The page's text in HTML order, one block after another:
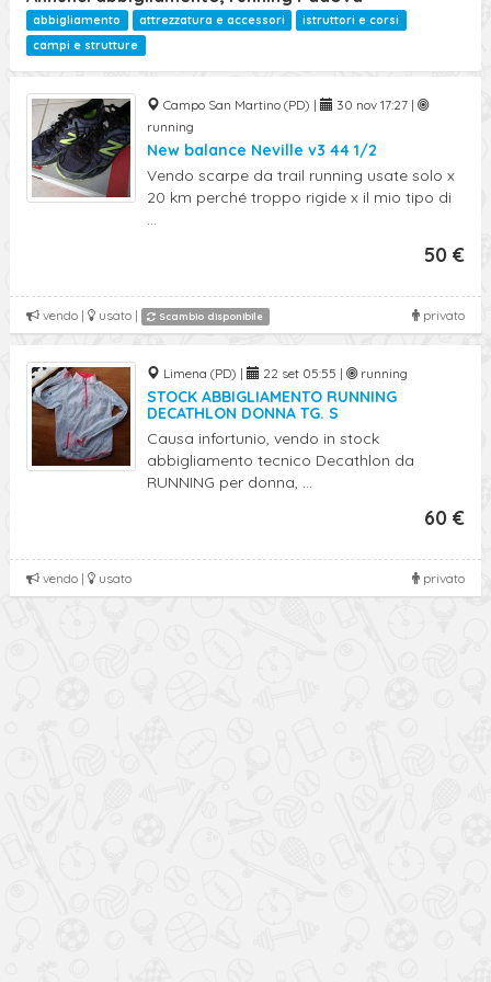
abbigliamento attrezzatura e accessori
istruttori e corsi
campi e strutture
Campo San Martino (PD) |
30 nov 17:27 |
running
New balance Neville v3 44 1/2
Vendo scarpe da trail running usate solo x
20 km perché troppo rigide x il mio tipo di
...
50 €
privato
vendo | usato | Scambio disponibile
Limena (PD) | 22 set 05:55 | running
STOCK ABBIGLIAMENTO RUNNING
DECATHLON DONNA TG. S
Causa infortunio, vendo in stock
abbigliamento tecnico Decathlon da
RUNNING per donna, ...
60 €
privato
vendo | usato